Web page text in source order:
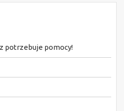
potrzebuje pomocy!